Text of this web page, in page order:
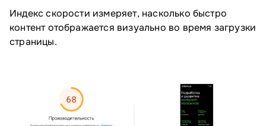
Индекс скорости измеряет, насколько быстро
контент отображается визуально во время загрузки
страницы.